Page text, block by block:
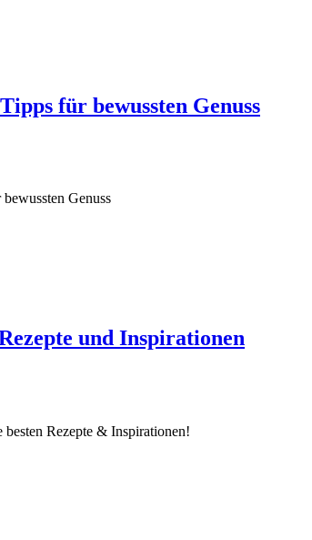
für bewussten Genuss
Genuss
und Inspirationen
Rezepte & Inspirationen!